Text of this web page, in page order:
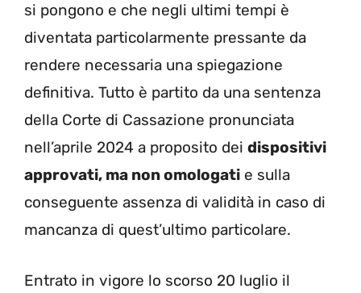
si pongono e che negli ultimi tempi è
diventata particolarmente pressante da
rendere necessaria una spiegazione
definitiva. Tutto è partito da una sentenza
della Corte di Cassazione pronunciata
nell’aprile 2024 a proposito dei dispositivi
approvati, ma non omologati e sulla
conseguente assenza di validità in caso di
mancanza di quest’ultimo particolare.
Entrato in vigore lo scorso 20 luglio il